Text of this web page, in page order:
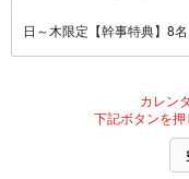
日～木限定【幹事特典】8
カレン
下記ボタンを押